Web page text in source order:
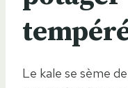
Le kale se sème